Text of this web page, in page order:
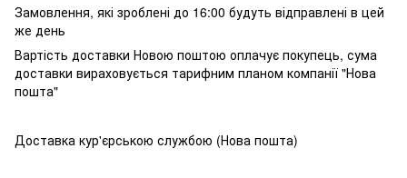
Замовлення, які зроблені до 16:00 будуть відправлені в цей
же день
Вартість доставки Новою поштою оплачує покупець, сума
доставки вираховується тарифним планом компанії "Нова
пошта"
Доставка кур'єрською службою (Нова пошта)